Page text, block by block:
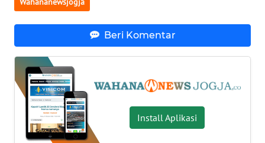
Beri Komentar
Install Aplikasi
SUMSEL
WN
LAMPUNG
WN
JATENG